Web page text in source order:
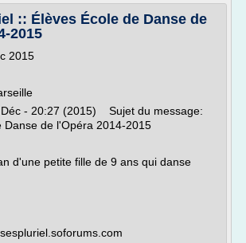
:: Élèves École de Danse de
2015
2015
Déc - 20:27 (2015) Sujet du message:
Danse de l'Opéra 2014-2015
d'une petite fille de 9 ans qui danse